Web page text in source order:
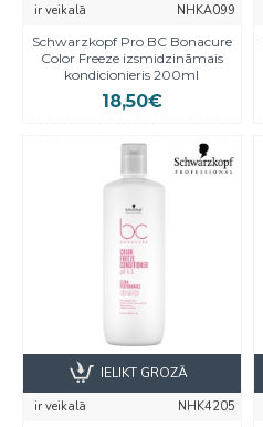
ir veikalā
NHKA099
Schwarzkopf Pro BC Bonacure
Color Freeze izsmidzināmais
kondicionieris 200ml
18,50€
ir veikalā
NHK4205
IELIKT GROZĀ